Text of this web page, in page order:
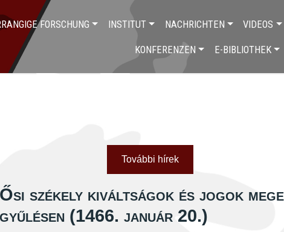
FORSCHUNG INSTITUT NACHRICHTEN VIDEOS
KONFERENZEN E-BIBLIOTHEK
További hírek
Ősi székely kiváltságok és jogok
gyűlésen (1466. január 20.)